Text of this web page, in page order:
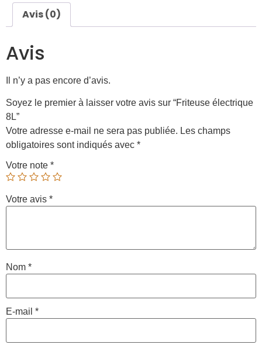
Avis (0)
Avis
Il n’y a pas encore d’avis.
Soyez le premier à laisser votre avis sur “Friteuse électrique
8L”
Votre adresse e-mail ne sera pas publiée. Les champs
obligatoires sont indiqués avec *
Votre note *
Votre avis *
Nom *
E-mail *